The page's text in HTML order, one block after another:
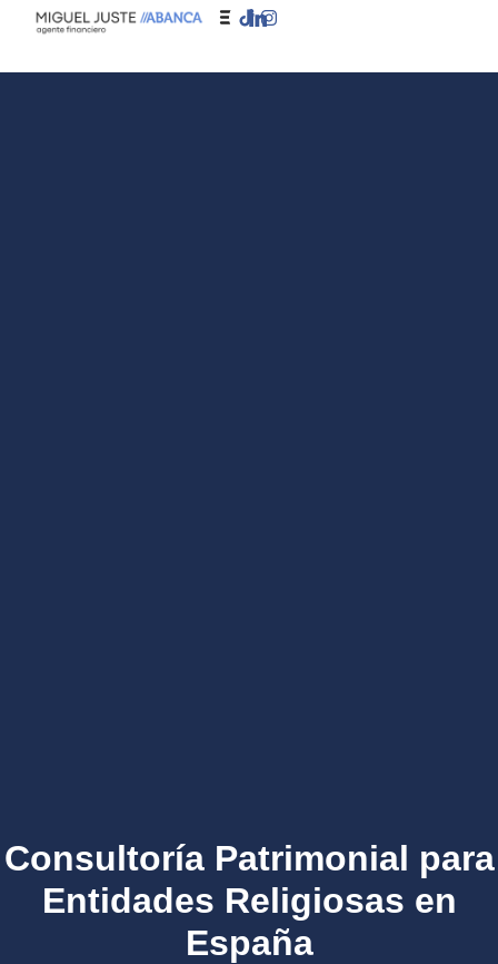
Consultoría Patrimonial para
Entidades Religiosas en
España